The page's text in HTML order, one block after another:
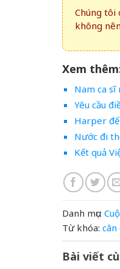
Chúng tôi
không
Xem
Nam ca
Yêu cầu
Harper
Nước đi
Kết quả
Danh mục:
Từ khóa: cân
Bài viết